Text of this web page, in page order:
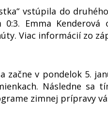
vstúpila do
Emma
Viac informácií zo
začne v pondelok 5.
Následne sa
zimnej prípravy